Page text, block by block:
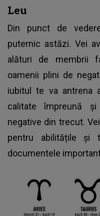
Leu
Din punct de
puternic astăzi. Vei
alături de membrii
oamenii plini de
iubitul te va antrena
calitate împreună
negative din trecut.
pentru abilitățile și
documentele